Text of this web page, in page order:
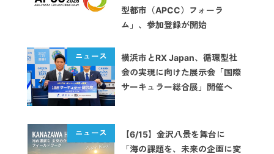
型都市（APCC）フォーラ
ム」、参加登録が開始
横浜市とRX Japan、循環型社
会の実現に向けた展示会「国際
サーキュラー総合展」開催へ
【6/15】金沢八景を舞台に
「海の課題を、未来の企画に変